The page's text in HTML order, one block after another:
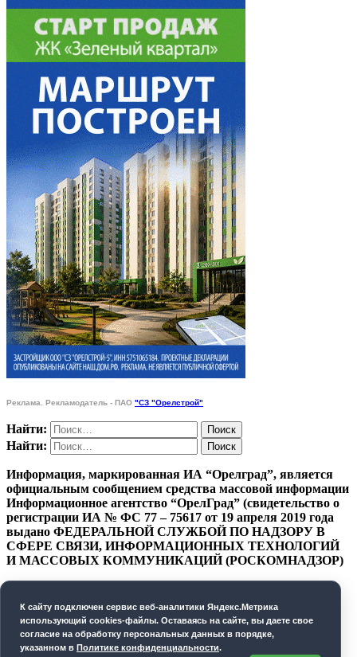
Реклама. Рекламодатель - ПАО "СЗ "Орелстрой"
Найти:
Найти:
Информация, маркированная ИА “Орелград”, является
официальным сообщением средства массовой информации
Информационное агентство “ОрелГрад” (свидетельство о
регистрации ИА № ФС 77 – 75617 от 19 апреля 2019 года
выдано ФЕДЕРАЛЬНОЙ СЛУЖБОЙ ПО НАДЗОРУ В
СФЕРЕ СВЯЗИ, ИНФОРМАЦИОННЫХ ТЕХНОЛОГИЙ
И МАССОВЫХ КОММУНИКАЦИЙ (РОСКОМНАДЗОР)
СОГЛАСИЕ НА ОБРАБОТКУ ПЕРСОНАЛЬНЫХ
ДАННЫХ
К cайту подключен сервис веб-аналитики Яндекс.Метрика
использующий cookies-файлы. Оставаясь на сайте, вы даете свое
согласие на обработку персональных данных в порядке,
указанном в Политике конфиденциальности.